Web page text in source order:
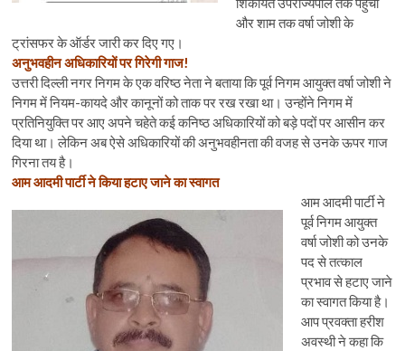
और शाम तक वर्षा जोशी के
ट्रांसफर के ऑर्डर जारी कर दिए गए।
अनुभवहीन अधिकारियों पर गिरेगी गाज!
उत्तरी दिल्ली नगर निगम के एक वरिष्ठ नेता ने बताया कि पूर्व निगम आयुक्त वर्षा जोशी ने
निगम में नियम-कायदे और कानूनों को ताक पर रख रखा था। उन्होंने निगम में
प्रतिनियुक्ति पर आए अपने चहेते कई कनिष्ठ अधिकारियों को बड़े पदों पर आसीन कर
दिया था। लेकिन अब ऐसे अधिकारियों की अनुभवहीनता की वजह से उनके ऊपर गाज
गिरना तय है।
आम आदमी पार्टी ने किया हटाए जाने का स्वागत
आम आदमी पार्टी ने
पूर्व निगम आयुक्त
वर्षा जोशी को उनके
पद से तत्काल
प्रभाव से हटाए जाने
का स्वागत किया है।
आप प्रवक्ता हरीश
अवस्थी ने कहा कि